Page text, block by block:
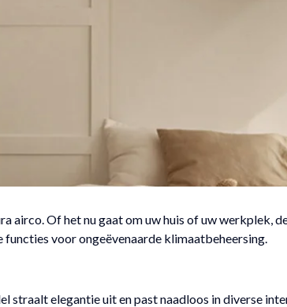
airco. Of het nu gaat om uw huis of uw werkplek,
voor ongeëvenaarde klimaatbeheersing.
straalt elegantie uit en past naadloos in diverse